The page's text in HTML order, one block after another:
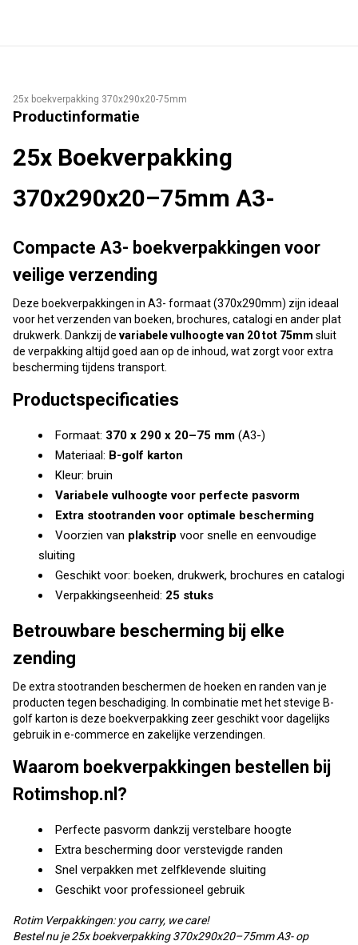
25x boekverpakking 370x290x20-75mm
Productinformatie
25x Boekverpakking
370x290x20–75mm A3-
Compacte A3- boekverpakkingen voor
veilige verzending
Deze boekverpakkingen in A3- formaat (370x290mm) zijn ideaal
voor het verzenden van boeken, brochures, catalogi en ander plat
drukwerk. Dankzij de variabele vulhoogte van 20 tot 75mm sluit
de verpakking altijd goed aan op de inhoud, wat zorgt voor extra
bescherming tijdens transport.
Productspecificaties
Formaat: 370 x 290 x 20–75 mm (A3-)
Materiaal: B-golf karton
Kleur: bruin
Variabele vulhoogte voor perfecte pasvorm
Extra stootranden voor optimale bescherming
Voorzien van plakstrip voor snelle en eenvoudige
sluiting
Geschikt voor: boeken, drukwerk, brochures en catalogi
Verpakkingseenheid: 25 stuks
Betrouwbare bescherming bij elke
zending
De extra stootranden beschermen de hoeken en randen van je
producten tegen beschadiging. In combinatie met het stevige B-
golf karton is deze boekverpakking zeer geschikt voor dagelijks
gebruik in e-commerce en zakelijke verzendingen.
Waarom boekverpakkingen bestellen bij
Rotimshop.nl?
Perfecte pasvorm dankzij verstelbare hoogte
Extra bescherming door verstevigde randen
Snel verpakken met zelfklevende sluiting
Geschikt voor professioneel gebruik
Rotim Verpakkingen: you carry, we care!
Bestel nu je 25x boekverpakking 370x290x20–75mm A3- op